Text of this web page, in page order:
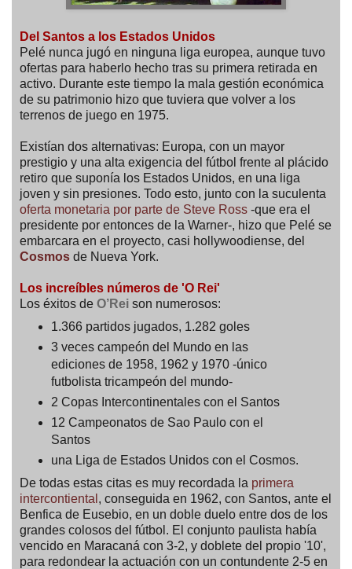
Del Santos a los Estados Unidos
Pelé nunca jugó en ninguna liga europea, aunque tuvo
ofertas para haberlo hecho tras su primera retirada en
activo. Durante este tiempo la mala gestión económica
de su patrimonio hizo que tuviera que volver a los
terrenos de juego en 1975.
Existían dos alternativas: Europa, con un mayor
prestigio y una alta exigencia del fútbol frente al plácido
retiro que suponía los Estados Unidos, en una liga
joven y sin presiones. Todo esto, junto con la suculenta
oferta monetaria por parte de Steve Ross -que era el
presidente por entonces de la Warner-, hizo que Pelé se
embarcara en el proyecto, casi hollywoodiense, del
Cosmos de Nueva York.
Los increíbles números de 'O Rei'
Los éxitos de O’Rei son numerosos:
1.366 partidos jugados, 1.282 goles
3 veces campeón del Mundo en las
ediciones de 1958, 1962 y 1970 -único
futbolista tricampeón del mundo-
2 Copas Intercontinentales con el Santos
12 Campeonatos de Sao Paulo con el
Santos
una Liga de Estados Unidos con el Cosmos.
De todas estas citas es muy recordada la primera
intercontiental , conseguida en 1962, con Santos, ante el
Benfica de Eusebio, en un doble duelo entre dos de los
grandes colosos del fútbol. El conjunto paulista había
vencido en Maracaná con 3-2, y doblete del propio '10',
para redondear la actuación con un contundente 2-5 en